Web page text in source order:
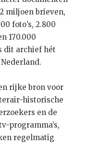
miljoen brieven,
foto’s, 2.800
170.000
dit archief hét
rijke bron voor
historische
en de
programma’s,
regelmatig